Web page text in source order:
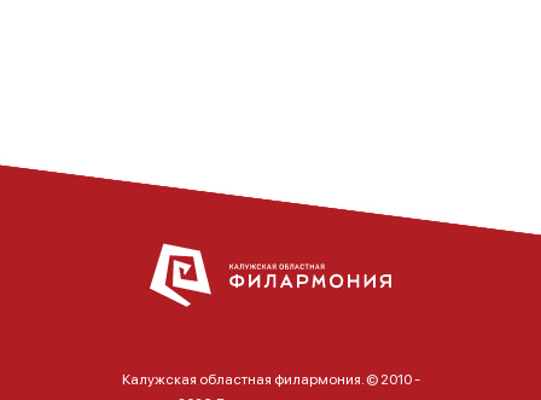
Калужская областная филармония. © 2010 -